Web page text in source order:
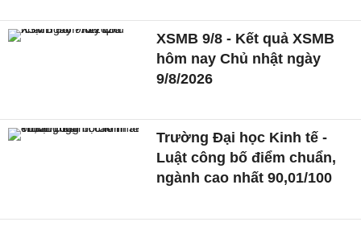
XSMB 9/8 - Kết quả XSMB
hôm nay Chủ nhật ngày
9/8/2026
Trường Đại học Kinh tế -
Luật công bố điểm chuẩn,
ngành cao nhất 90,01/100